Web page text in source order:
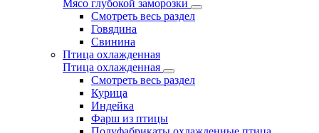
Мясо глубокой заморозки
Смотреть весь раздел
Говядина
Свинина
Птица охлажденная
Птица охлажденная
Смотреть весь раздел
Курица
Индейка
Фарш из птицы